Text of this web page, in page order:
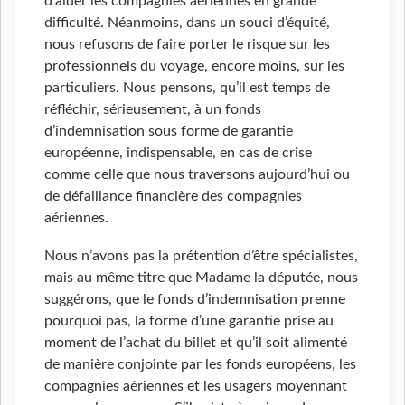
difficulté. Néanmoins, dans un souci d’équité,
nous refusons de faire porter le risque sur les
professionnels du voyage, encore moins, sur les
particuliers. Nous pensons, qu’il est temps de
réfléchir, sérieusement, à un fonds
d’indemnisation sous forme de garantie
européenne, indispensable, en cas de crise
comme celle que nous traversons aujourd’hui ou
de défaillance financière des compagnies
aériennes.
Nous n’avons pas la prétention d’être spécialistes,
mais au même titre que Madame la députée, nous
suggérons, que le fonds d’indemnisation prenne
pourquoi pas, la forme d’une garantie prise au
moment de l’achat du billet et qu’il soit alimenté
de manière conjointe par les fonds européens, les
compagnies aériennes et les usagers moyennant